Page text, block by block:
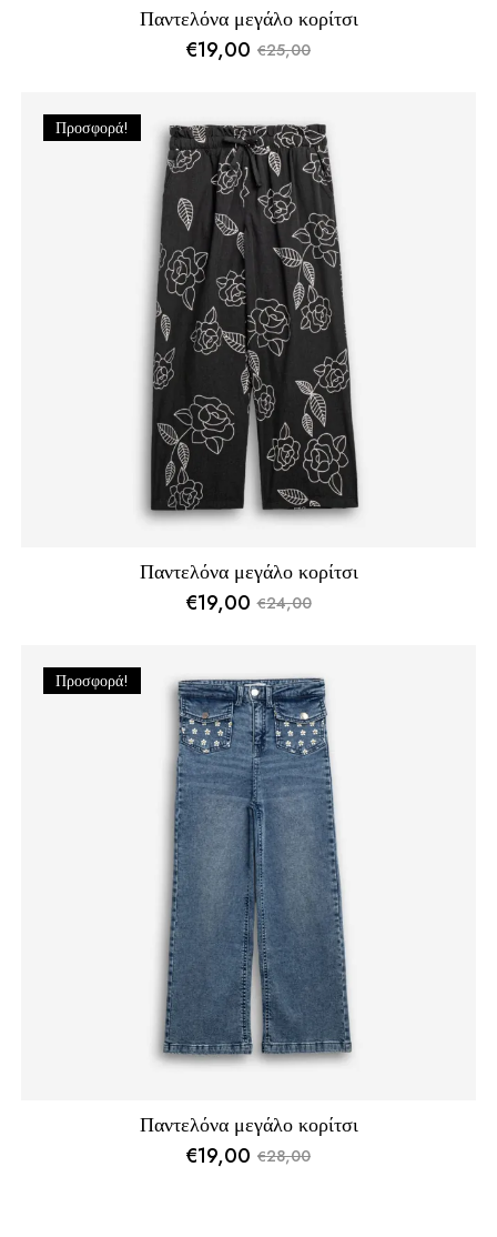
Παντελόνα μεγάλο κορίτσι
€25,00
Original
was:
€25,00.
€19,00Η
τιμή
είναι:
€19,00.
Προσφορά!
Παντελόνα μεγάλο κορίτσι
€24,00
Original
was:
€24,00.
€19,00Η
τιμή
είναι:
€19,00.
Προσφορά!
Παντελόνα μεγάλο κορίτσι
€28,00
Original
€19,00Η